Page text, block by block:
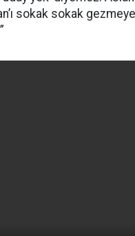
sokak sokak